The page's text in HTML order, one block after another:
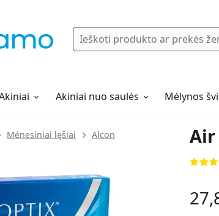
Ieškoti
Akiniai nuo saulės Mėlynos
mus
Air
Mėnesiniai lęšiai
Alcon